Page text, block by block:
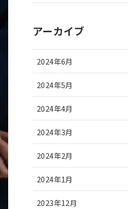
アーカイブ
2024年6月
2024年5月
2024年4月
2024年3月
2024年2月
2024年1月
2023年12月